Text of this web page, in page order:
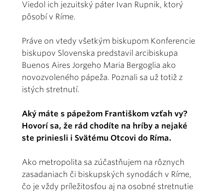
Viedol ich jezuitský páter Ivan Rupnik, ktorý
pôsobí v Ríme.
Práve on vtedy všetkým biskupom Konferencie
biskupov Slovenska predstavil arcibiskupa
Buenos Aires Jorgeho Maria Bergoglia ako
novozvoleného pápeža. Poznali sa už totiž z
istých stretnutí.
Aký máte s pápežom Františkom vzťah vy?
Hovorí sa, že rád chodíte na hríby a nejaké
ste priniesli i Svätému Otcovi do Ríma.
Ako metropolita sa zúčastňujem na rôznych
zasadaniach či biskupských synodách v Ríme,
čo je vždy príležitosťou aj na osobné stretnutie